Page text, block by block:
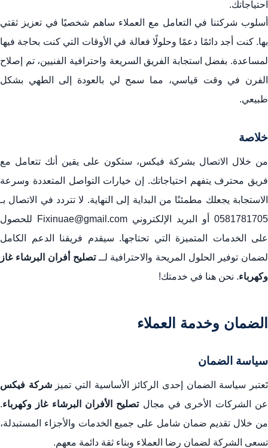
احتياجاتك.
أسلوب شركتنا في التعامل مع العملاء ساهم شخصيًا في تعزيز ثقتي
بها. كنت أجد دائمًا دعمًا وحلولًا فعالة في الأوقات التي كنت بحاجة فيها
لمساعدة. بفضل استجابة الفريق السريعة واحترافية الفنيين، تم إصلاح
الفرن في وقت قياسي، مما سمح لي بالعودة إلى الطهي بشكل
طبيعي.
خلاصة
من خلال الاتصال بشركة فيكس، ستكون على يقين أنك تتعامل مع
فريق محترف يتفهم احتياجاتك. إن خيارات التواصل المتعددة وسرعة
الاستجابة يجعلك مطمئنًا من البداية إلى النهاية. لا تتردد في الاتصال بـ
0581781705 أو البريد الإلكتروني Fixinuae@gmail.com للحصول
على الخدمات المتميزة التي تحتاجها. سيقدم فريقنا الدعم الكامل
لضمان توفير الحلول المريحة والاحترافية لــتصليح أفران البرشاء غاز
وكهرباء. نحن هنا في خدمتك!
الضمان وخدمة العملاء
سياسة الضمان
تَعتبر سياسة الضمان إحدى الركائز الأساسية التي تميزشركة فيكس
عن الشركات الأخرى في مجالتصليح الأفران البرشاء غاز وكهرباء.
من خلال تقديم ضمان شامل على جميع الخدمات والأجزاء المستبدلة،
تسعى الشركة لضمان رضا العملاء وبناء ثقة دائمة معهم.